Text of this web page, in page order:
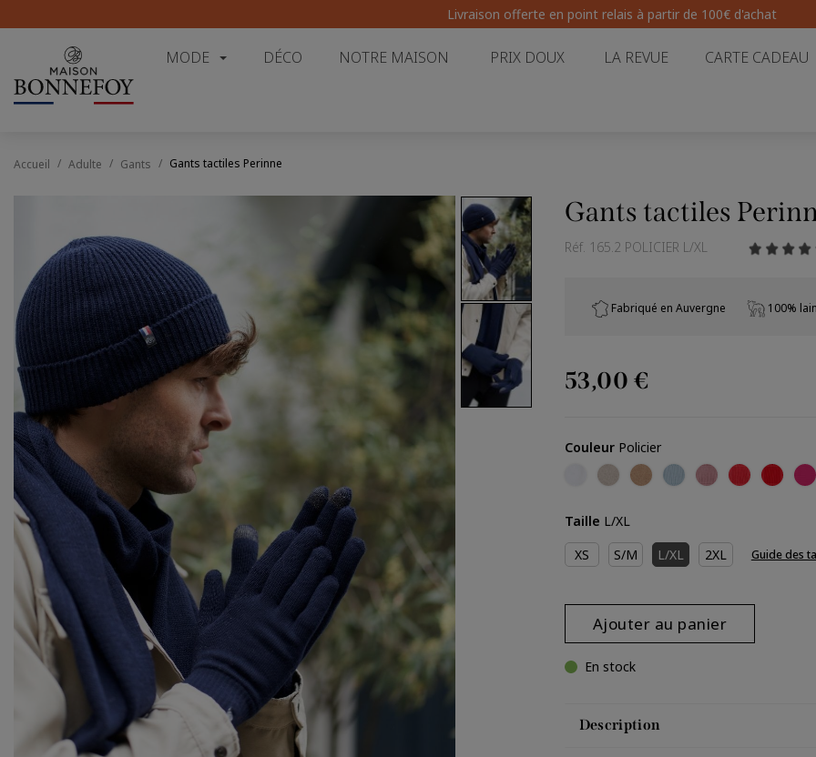
Livraison offerte en point relais à partir de 100€ d'achat
MODE DÉCO NOTRE MAISON PRIX DOUX LA REVUE CARTE CADEAU
Accueil Adulte Gants Gants tactiles Perinne
Gants tactiles
Réf. 165.2 POLICIER L/XL
Fabriqué en Auvergne 100%
53,00 €
Couleur Policier
CraieCamelIcebergPoudreCorailRouge
Taille L/XL
XS
S/M L/XL 2XL Guide des
Ajouter au panier
En stock
Description